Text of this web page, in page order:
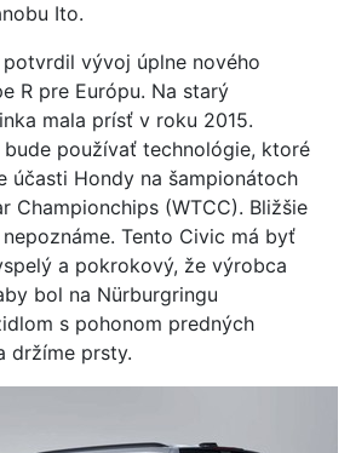
Ito.
vývoj úplne nového
R pre Európu. Na starý
mala prísť v roku 2015.
bude používať technológie, ktoré
účasti Hondy na šampionátoch
Championchips (WTCC). Bližšie
Tento Civic má byť
a pokrokový, že výrobca
bol na Nürburgringu
s pohonom predných
držíme prsty.